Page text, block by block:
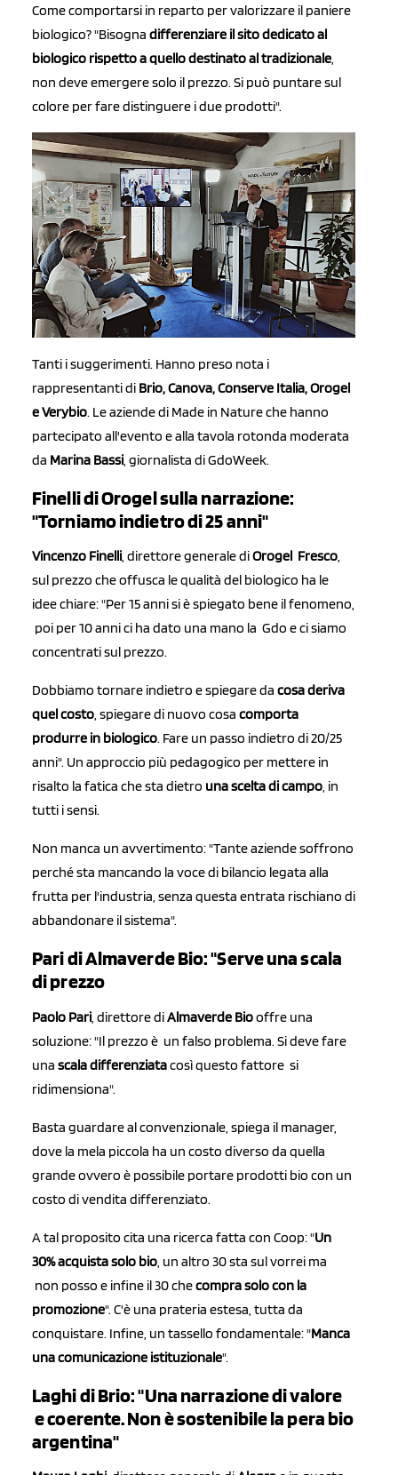
Come comportarsi in reparto per valorizzare il paniere
biologico? "Bisogna differenziare il sito dedicato al
biologico rispetto a quello destinato al tradizionale
non deve emergere solo il prezzo. Si può puntare sul
colore per fare distinguere i due prodotti".
Tanti i suggerimenti. Hanno preso nota i
rappresentanti di Brio, Canova, Conserve Italia, Orogel
e Verybio. Le aziende di Made in Nature che hanno
partecipato all'evento e alla tavola rotonda moderata
da Marina Bassi , giornalista di GdoWeek.
Finelli di Orogel sulla narrazione:
"Torniamo indietro di 25 anni"
Vincenzo Finelli, direttore generale diOrogel Fresco,
sul prezzo che offusca le qualità del biologico ha le
idee chiare: "Per 15 anni si è spiegato bene il fenomeno,
poi per 10 anni ci ha dato una mano la Gdo e ci siamo
concentrati sul prezzo.
Dobbiamo tornare indietro e spiegare da cosa deriva
quel costo, spiegare di nuovo cosa comporta
produrre in biologico. Fare un passo indietro di 20/25
anni". Un approccio più pedagogico per mettere in
risalto la fatica che sta dietro una scelta di campo, in
tutti i sensi.
Non manca un avvertimento: "Tante aziende soffrono
perché sta mancando la voce di bilancio legata alla
frutta per l'industria, senza questa entrata rischiano di
abbandonare il sistema".
Pari di Almaverde Bio: "Serve una scala
di prezzo
Paolo Pari , direttore diAlmaverde Biooffre una
soluzione: "Il prezzo è un falso problema. Si deve fare
una scala differenziatacosì questo fattore si
ridimensiona".
Basta guardare al convenzionale, spiega il manager,
dove la mela piccola ha un costo diverso da quella
grande ovvero è possibile portare prodotti bio con un
costo di vendita differenziato.
A tal proposito cita una ricerca fatta con Coop: "Un
30% acquista solo bio , un altro 30 sta sul vorrei ma
non posso e infine il 30 checompra solo con la
promozione". C'è una prateria estesa, tutta da
conquistare. Infine, un tassello fondamentale: "Manca
una comunicazione istituzionale".
Laghi di Brio: "Una narrazione di valore
e coerente. Non è sostenibile la pera bio
argentina"